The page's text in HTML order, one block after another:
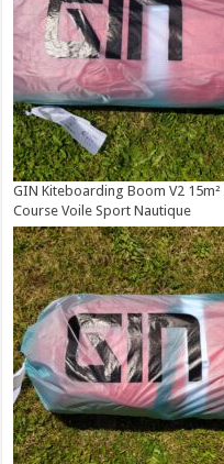
GIN Kiteboarding Boom V2
Course Voile Sport Nautique